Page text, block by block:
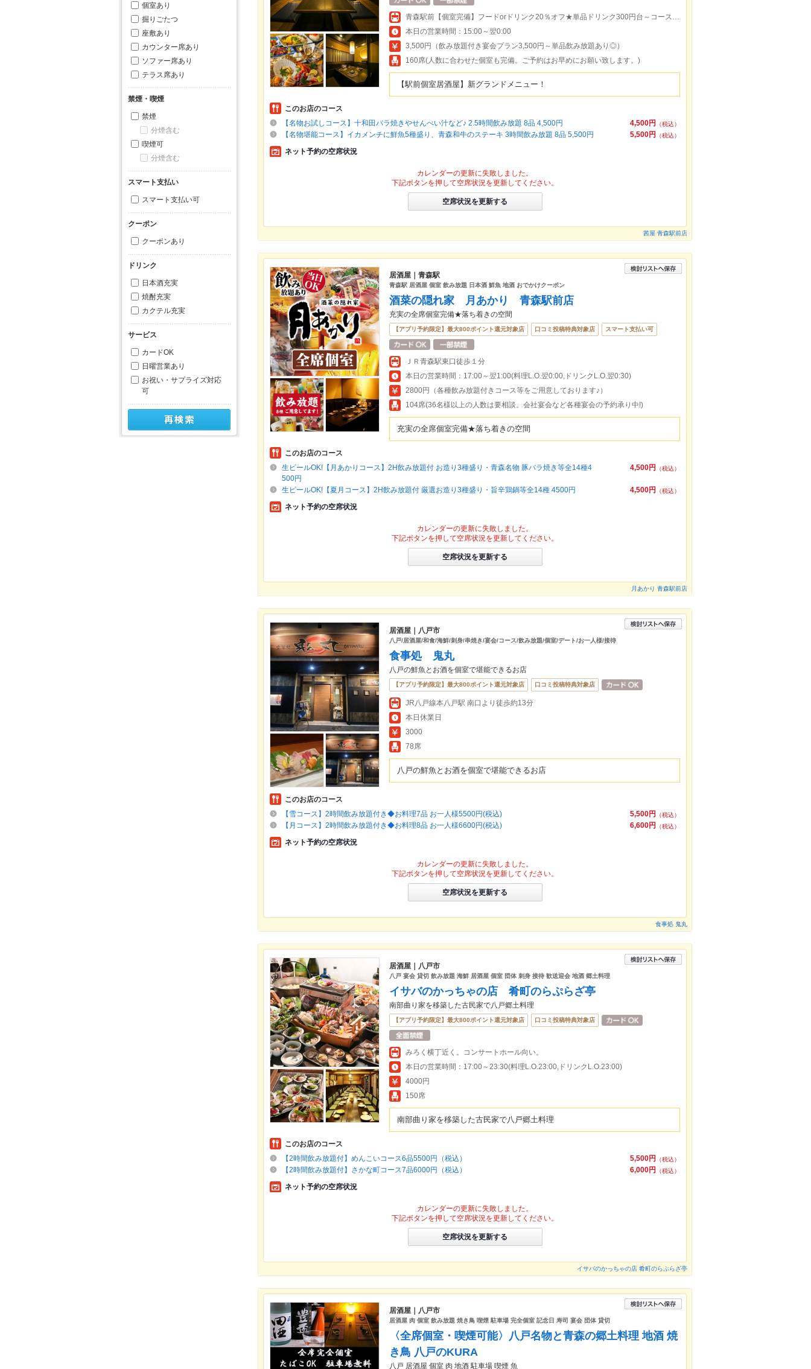
個室あり
掘りごたつ
座敷あり
カウンター席あり
ソファー席あり
テラス席あり
禁煙・喫煙
禁煙
分煙含む
喫煙可
分煙含む
スマート支払い
スマート支払い可
クーポン
クーポンあり
ドリンク
日本酒充実
焼酎充実
カクテル充実
サービス
カードOK
日曜営業あり
お祝い・サプライズ対応
可
青森駅前【個室完備】フードorドリンク20％オフ★単品ドリンク300円台～コースじゃなくても飲み放題あり◎
本日の営業時間：15:00～翌0:00
3,500円（飲み放題付き宴会プラン3,500円～単品飲み放題あり◎）
160席(人数に合わせた個室も完備。ご予約はお早めにお願い致します。)
【駅前個室居酒屋】新グランドメニュー！
このお店のコース
4,500円
（税込）
【名物お試しコース】十和田バラ焼きやせんべい汁など♪ 2.5時間飲み放題 8品 4,500円
5,500円
（税込）
【名物堪能コース】イカメンチに鮮魚5種盛り、青森和牛のステーキ 3時間飲み放題 8品 5,500円
ネット予約の空席状況
カレンダーの更新に失敗しました。
下記ボタンを押して空席状況を更新してください。
空席状況を更新する
茜屋 青森駅前店
居酒屋｜青森駅
青森駅 居酒屋 個室 飲み放題 日本酒 鮮魚 地酒 おでかけクーポン
酒菜の隠れ家 月あかり 青森駅前店
充実の全席個室完備★落ち着きの空間
【アプリ予約限定】最大800ポイント還元対象店 口コミ投稿特典対象店 スマート支払い可
ＪＲ青森駅東口徒歩１分
本日の営業時間：17:00～翌1:00(料理L.O.翌0:00,ドリンクL.O.翌0:30)
2800円（各種飲み放題付きコース等をご用意しております♪）
104席(36名様以上の人数は要相談。会社宴会など各種宴会の予約承り中!)
充実の全席個室完備★落ち着きの空間
このお店のコース
4,500円
（税込）
生ビールOK!【月あかりコース】2H飲み放題付 お造り3種盛り・青森名物 豚バラ焼き等全14種4
500円
4,500円
（税込）
生ビールOK!【夏月コース】2H飲み放題付 厳選お造り3種盛り・旨辛鶏鍋等全14種 4500円
ネット予約の空席状況
カレンダーの更新に失敗しました。
下記ボタンを押して空席状況を更新してください。
空席状況を更新する
月あかり 青森駅前店
居酒屋｜八戸市
八戸/居酒屋/和食/海鮮/刺身/串焼き/宴会/コース/飲み放題/個室/デート/お一人様/接待
食事処 鬼丸
八戸の鮮魚とお酒を個室で堪能できるお店
【アプリ予約限定】最大800ポイント還元対象店 口コミ投稿特典対象店
JR八戸線本八戸駅 南口より徒歩約13分
本日休業日
3000
78席
八戸の鮮魚とお酒を個室で堪能できるお店
このお店のコース
5,500円
（税込）
【雪コース】2時間飲み放題付き◆お料理7品 お一人様5500円(税込)
6,600円
（税込）
【月コース】2時間飲み放題付き◆お料理8品 お一人様6600円(税込)
ネット予約の空席状況
カレンダーの更新に失敗しました。
下記ボタンを押して空席状況を更新してください。
空席状況を更新する
食事処 鬼丸
居酒屋｜八戸市
八戸 宴会 貸切 飲み放題 海鮮 居酒屋 個室 団体 刺身 接待 歓送迎会 地酒 郷土料理
イサバのかっちゃの店 肴町のらぷらざ亭
南部曲り家を移築した古民家で八戸郷土料理
【アプリ予約限定】最大800ポイント還元対象店 口コミ投稿特典対象店
みろく横丁近く。コンサートホール向い。
本日の営業時間：17:00～23:30(料理L.O.23:00,ドリンクL.O.23:00)
4000円
150席
南部曲り家を移築した古民家で八戸郷土料理
このお店のコース
5,500円
（税込）
【2時間飲み放題付】めんこいコース6品5500円（税込）
6,000円
（税込）
【2時間飲み放題付】さかな町コース7品6000円（税込）
ネット予約の空席状況
カレンダーの更新に失敗しました。
下記ボタンを押して空席状況を更新してください。
空席状況を更新する
イサバのかっちゃの店 肴町のらぷらざ亭
居酒屋｜八戸市
居酒屋 肉 個室 飲み放題 焼き鳥 喫煙 駐車場 完全個室 記念日 寿司 宴会 団体 貸切
〈全席個室・喫煙可能〉八戸名物と青森の郷土料理 地酒 焼
き鳥 八戸のKURA
八戸 居酒屋 個室 肉 地酒 駐車場 喫煙 魚